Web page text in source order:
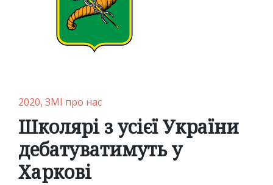
Posted
in
2020 ЗМІ про нас
Школярі з усієї України
дебатуватимуть у
Харкові